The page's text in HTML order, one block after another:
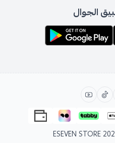
الجوال
ESEVEN STORE